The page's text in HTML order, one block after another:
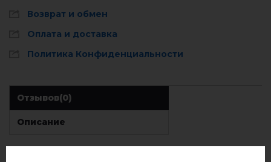
Возврат и обмен
Оплата и доставка
Политика Конфиденциальности
Отзывов(0)
Описание